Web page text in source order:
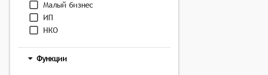
Малый бизнес
ИП
НКО
Функции